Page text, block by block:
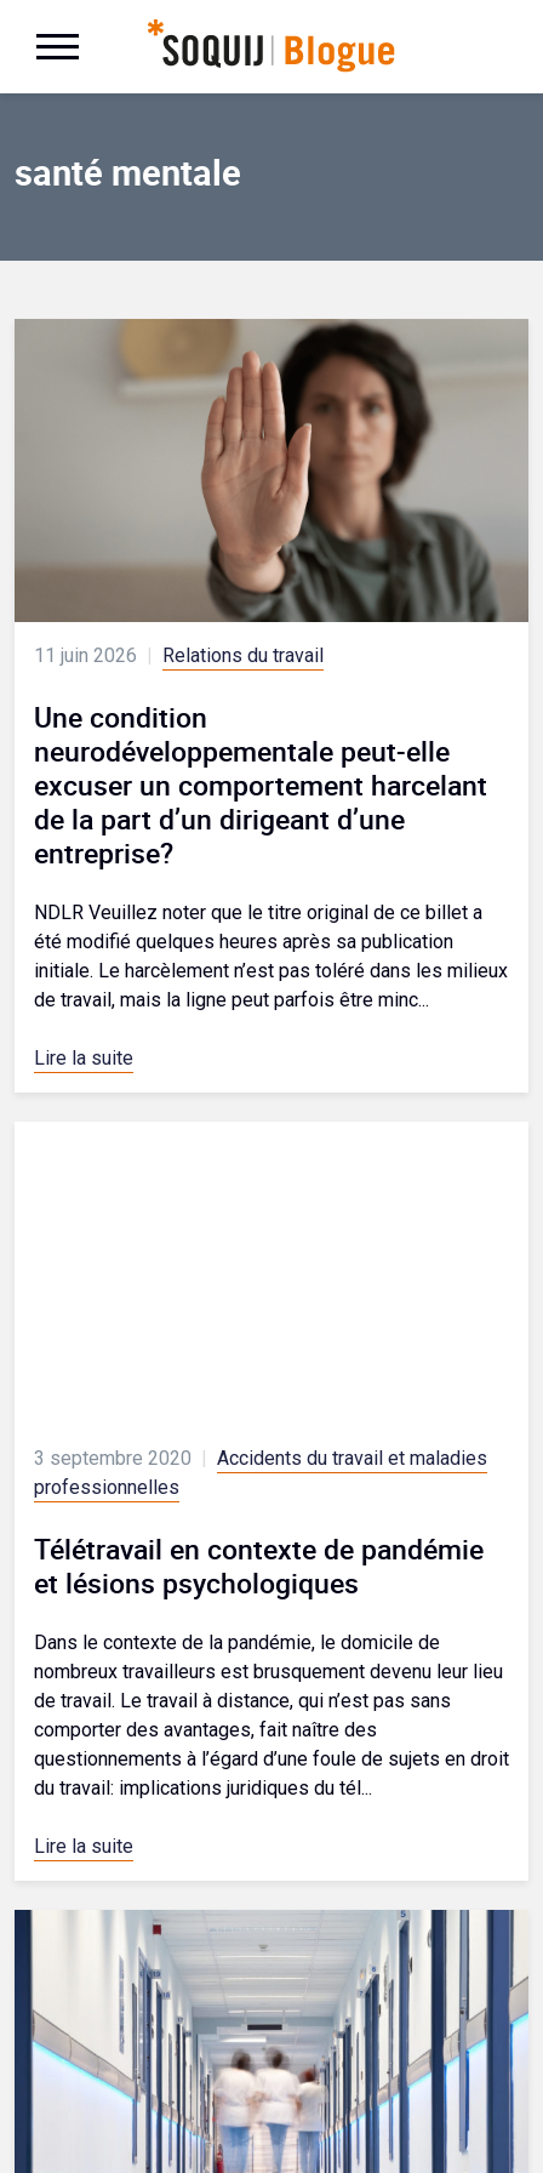
santé mentale
11 juin 2026 Relations du travail
Une condition
neurodéveloppementale peut-elle
excuser un comportement harcelant
de la part d’un dirigeant d’une
entreprise?
NDLR Veuillez noter que le titre original de ce billet a
été modifié quelques heures après sa publication
initiale. Le harcèlement n’est pas toléré dans les milieux
de travail, mais la ligne peut parfois être minc...
Lire la suite
3 septembre 2020
Accidents du travail et maladies
professionnelles
Télétravail en contexte de pandémie
et lésions psychologiques
Dans le contexte de la pandémie, le domicile de
nombreux travailleurs est brusquement devenu leur lieu
de travail. Le travail à distance, qui n’est pas sans
comporter des avantages, fait naître des
questionnements à l’égard d’une foule de sujets en droit
du travail: implications juridiques du tél...
Lire la suite